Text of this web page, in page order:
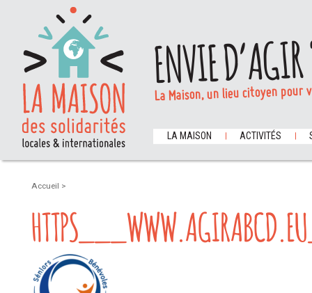
ENVIE
La Maison, un lieu citoyen
LA MAISON ACTIVITÉS
Accueil >